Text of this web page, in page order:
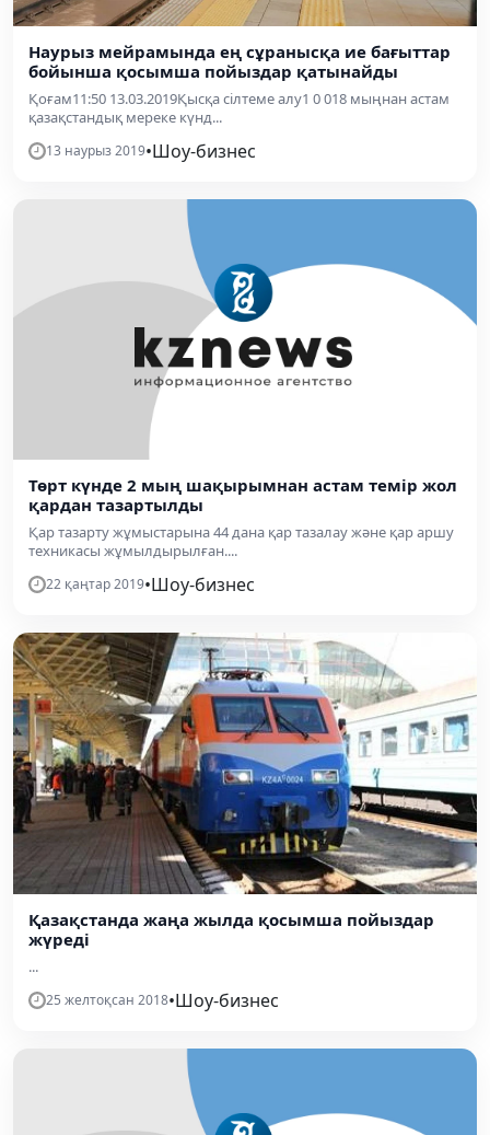
Наурыз мейрамында ең сұранысқа ие бағыттар
бойынша қосымша пойыздар қатынайды
Қоғам11:50 13.03.2019Қысқа сілтеме алу1 0 018 мыңнан астам
қазақстандық мереке күнд...
13 наурыз 2019•Шоу-бизнес
Төрт күнде 2 мың шақырымнан астам темір жол
қардан тазартылды
Қар тазарту жұмыстарына 44 дана қар тазалау және қар аршу
техникасы жұмылдырылған....
22 қаңтар 2019•Шоу-бизнес
Қазақстанда жаңа жылда қосымша пойыздар
жүреді
...
25 желтоқсан 2018•Шоу-бизнес